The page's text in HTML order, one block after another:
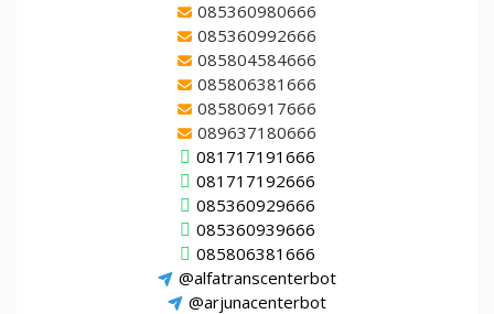
085360980666
085360992666
085804584666
085806381666
085806917666
089637180666
081717191666
081717192666
085360929666
085360939666
085806381666
@alfatranscenterbot
@arjunacenterbot